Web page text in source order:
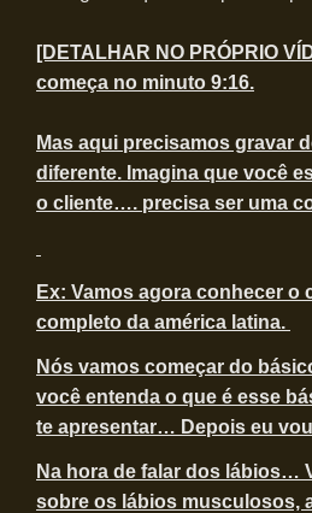
[DETALHAR NO PRÓPRIO
começa no minuto 9:16.
Mas aqui precisamos gravar
diferente. Imagina que você
o cliente…. precisa ser uma
Ex: Vamos agora conhecer o
completo da américa latina.
Nós vamos começar do
você entenda o que é esse
te apresentar… Depois eu
Na hora de falar dos lábios…
sobre os lábios musculosos,